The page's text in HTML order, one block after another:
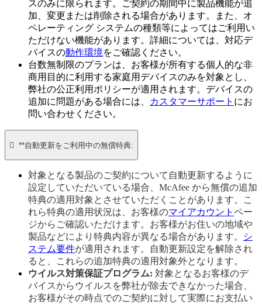
スのみに限られます。ご契約の期間中に製品機能が追
加、変更または削除される場合があります。また、オ
ペレーティング システムの種類等によってはご利用い
ただけない機能があります。詳細については、対応デ
バイスの動作環境をご確認ください。
台数無制限のプランは、お客様が所有する個人的な非
商用目的に利用する家庭用デバイスのみを対象とし、
弊社の公正利用ポリシーが適用されます。デバイスの
追加に問題がある場合には、
カスタマーサポート にお
問い合わせください。
 **自動更新をご利用中の無償特典:
対象となる製品のご契約について自動更新するように
設定していただいている場合、McAfee から無償の追加
特典の適用対象とさせていただくことがあります。こ
れら特典の適用状況は、お客様のマイアカウント ペー
ジからご確認いただけます。お客様がお住いの地域や
製品などにより特典内容が異なる場合があります。
シ
ステム要件が適用されます。自動更新設定を解除され
ると、これらの追加特典の適用対象外となります。
ウイルス対策保証プログラム: 対象となるお客様のデ
バイスからウイルスを弊社が除去できなかった場合、
お客様がその時点でのご契約に対して実際にお支払い